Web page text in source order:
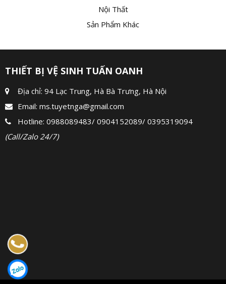
Nội Thất
Sản Phẩm Khác
THIẾT BỊ VỆ SINH TUẤN OANH
Địa chỉ: 94 Lạc Trung, Hà Bà Trưng, Hà Nội
Email: ms.tuyetnga@gmail.com
Hotline: 0988089483/ 0904152089/ 0395319094
(Call/Zalo 24/7)